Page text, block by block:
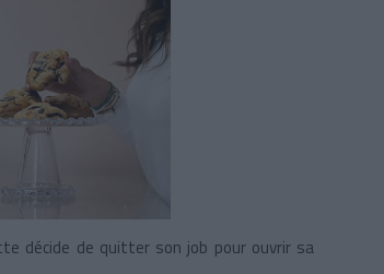
décide de quitter son job pour ouvrir sa